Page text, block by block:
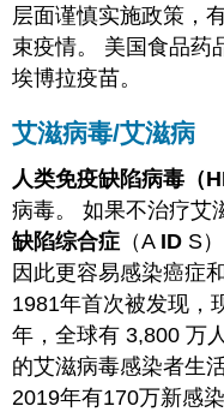
层面谨慎实施政策，
束疫情。 美国食品药
埃博拉疫苗。
艾滋病毒/艾滋病
人类免疫缺陷病毒 （
病毒。 如果不治疗艾
缺陷综合症 （A ID S
因此更容易感染癌症
1981年首次被发现，
年，全球有 3,800 万
的艾滋病毒感染者生
2019年有170万新感